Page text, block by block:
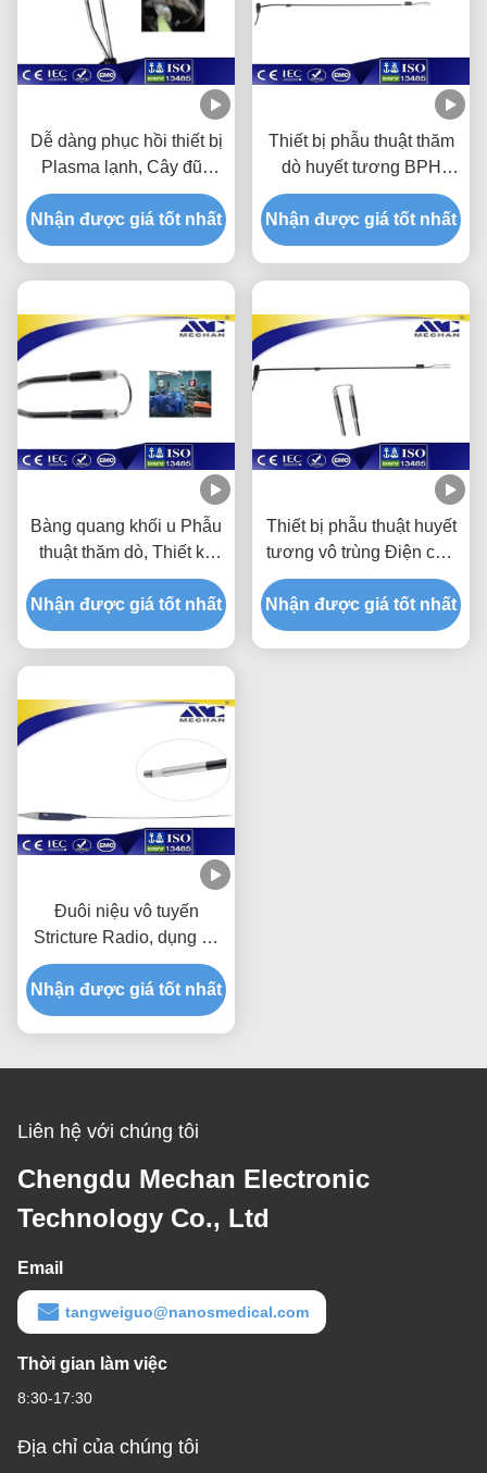
Dễ dàng phục hồi thiết bị
Plasma lạnh, Cây đũa
phép đốt điện Plasma để
phẫu thuật nội soi
Nhận được giá tốt nhất
Thiết bị phẫu thuật thăm
dò huyết tương BPH
Thiết bị phẫu thuật tiết
niệu Điện cực cho ung
thư bàng quang
Nhận được giá tốt nhất
Bàng quang khối u Phẫu
thuật thăm dò, Thiết kế
vòng đơn RF Wand
Chứng nhận ISO13485
Nhận được giá tốt nhất
Thiết bị phẫu thuật huyết
tương vô trùng Điện cực
tiết niệu cho khối u bàng
quang
Nhận được giá tốt nhất
Đuôi niệu vô tuyến
Stricture Radio, dụng cụ
phẫu thuật thăm dò điều
trị niệu đạo
Nhận được giá tốt nhất
Liên hệ với chúng tôi
Chengdu Mechan Electronic
Technology Co., Ltd
Email
tangweiguo@nanosmedical.com
Thời gian làm việc
8:30-17:30
Địa chỉ của chúng tôi